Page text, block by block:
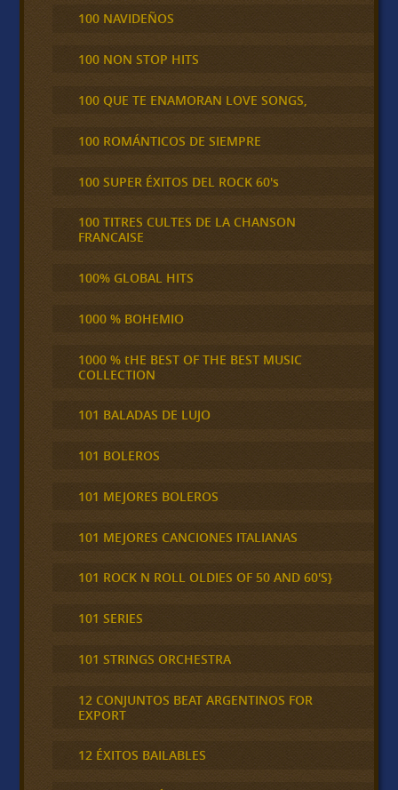
100 NAVIDEÑOS
100 NON STOP HITS
100 QUE TE ENAMORAN LOVE SONGS,
100 ROMÁNTICOS DE SIEMPRE
100 SUPER ÉXITOS DEL ROCK 60's
100 TITRES CULTES DE LA CHANSON
FRANCAISE
100% GLOBAL HITS
1000 % BOHEMIO
1000 % tHE BEST OF THE BEST MUSIC
COLLECTION
101 BALADAS DE LUJO
101 BOLEROS
101 MEJORES BOLEROS
101 MEJORES CANCIONES ITALIANAS
101 ROCK N ROLL OLDIES OF 50 AND 60'S}
101 SERIES
101 STRINGS ORCHESTRA
12 CONJUNTOS BEAT ARGENTINOS FOR
EXPORT
12 ÉXITOS BAILABLES